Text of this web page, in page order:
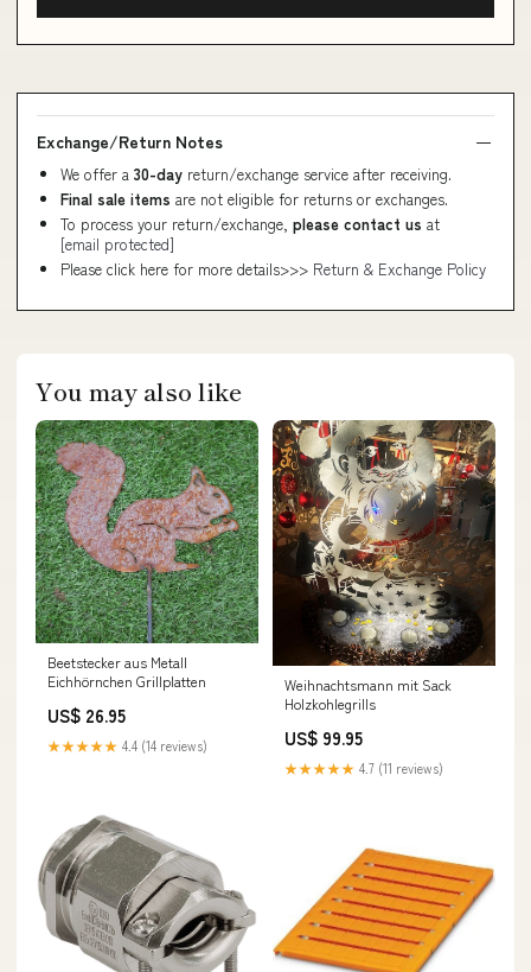
Exchange/Return Notes
We offer a 30-day return/exchange service after receiving.
Final sale items are not eligible for returns or exchanges.
To process your return/exchange, please contact us at
[email protected]
Please click here for more details>>> Return & Exchange Policy
You may also like
Beetstecker aus Metall
Eichhörnchen Grillplatten
US$ 26.95
★★★★★ 4.4 (14 reviews)
Weihnachtsmann mit Sack
Holzkohlegrills
US$ 99.95
★★★★★ 4.7 (11 reviews)